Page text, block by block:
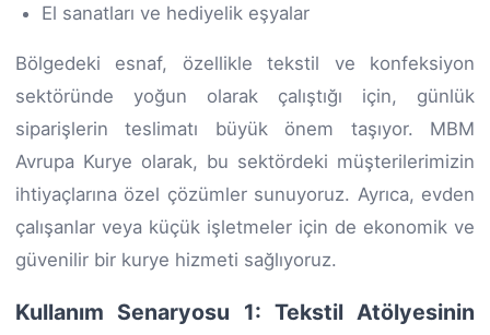
El sanatları ve hediyelik eşyalar
Bölgedeki esnaf, özellikle tekstil ve konfeksiyon
sektöründe yoğun olarak çalıştığı için, günlük
siparişlerin teslimatı büyük önem taşıyor. MBM
Avrupa Kurye olarak, bu sektördeki müşterilerimizin
ihtiyaçlarına özel çözümler sunuyoruz. Ayrıca, evden
çalışanlar veya küçük işletmeler için de ekonomik ve
güvenilir bir kurye hizmeti sağlıyoruz.
Kullanım Senaryosu 1: Tekstil Atölyesinin